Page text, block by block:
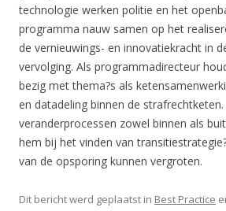
technologie werken politie en het
programma nauw samen op het
de vernieuwings- en innovatiekracht in
vervolging. Als programmadirecteur
bezig met thema?s als
en datadeling binnen de
veranderprocessen zowel binnen als
hem bij het vinden van
van de opsporing kunnen vergroten.
Dit bericht werd geplaatst in Best Practice